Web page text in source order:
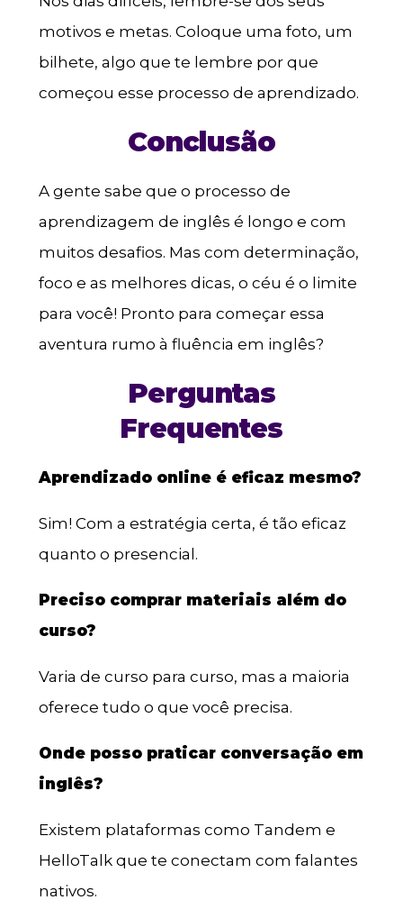
motivos e metas. Coloque uma foto, um
bilhete, algo que te lembre por que
começou esse processo de aprendizado.
Conclusão
A gente sabe que o processo de
aprendizagem de inglês é longo e com
muitos desafios. Mas com determinação,
foco e as melhores dicas, o céu é o limite
para você! Pronto para começar essa
aventura rumo à fluência em inglês?
Perguntas
Frequentes
Aprendizado online é eficaz mesmo?
Sim! Com a estratégia certa, é tão eficaz
quanto o presencial.
Preciso comprar materiais além do
curso?
Varia de curso para curso, mas a maioria
oferece tudo o que você precisa.
Onde posso praticar conversação em
inglês?
Existem plataformas como Tandem e
HelloTalk que te conectam com falantes
nativos.